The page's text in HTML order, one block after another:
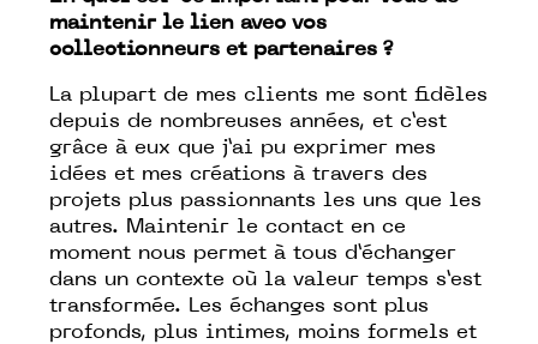
maintenir le lien avec vos
collectionneurs et partenaires ?
La plupart de mes clients me sont fidèles
depuis de nombreuses années, et c’est
grâce à eux que j’ai pu exprimer mes
idées et mes créations à travers des
projets plus passionnants les uns que les
autres. Maintenir le contact en ce
moment nous permet à tous d’échanger
dans un contexte où la valeur temps s’est
transformée. Les échanges sont plus
profonds, plus intimes, moins formels et